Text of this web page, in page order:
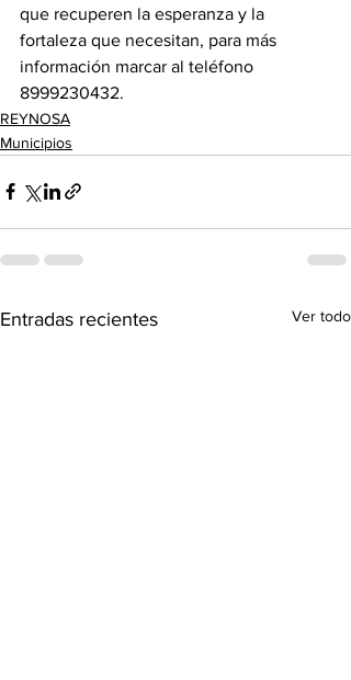
que recuperen la esperanza y la
fortaleza que necesitan, para más
información marcar al teléfono
8999230432.
REYNOSA
Municipios
Entradas recientes Ver todo